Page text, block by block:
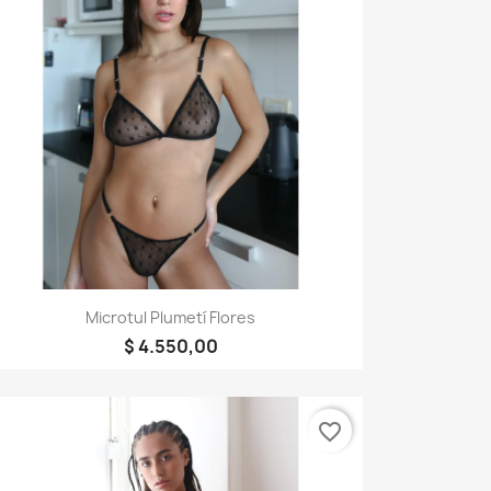
Vista rápida
Microtul Plumetí Flores
$ 4.550,00
favorite_border